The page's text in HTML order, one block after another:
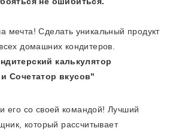
мечта! Сделать уникальный продукт
домашних кондитеров.
калькулятор
и Сочетатор вкусов"
его со своей командой! Лучший
который рассчитывает